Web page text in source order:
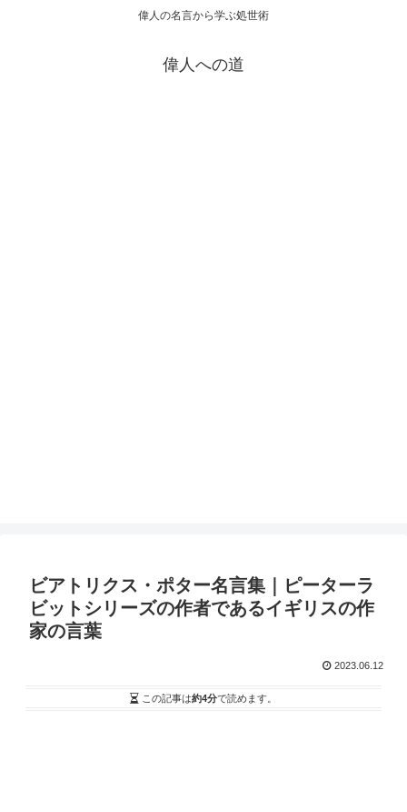
偉人の名言から学ぶ処世術
偉人への道
ビアトリクス・ポター名言集｜ピーターラ
ビットシリーズの作者であるイギリスの作
家の言葉
2023.06.12
この記事は約4分で読めます。